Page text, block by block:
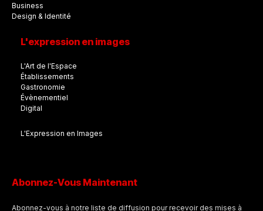
Business
Design & Identité
L'expression en images
L'Art de l'Espace
Établissements
Gastronomie
Évènementiel
Digital
L'Expression en Images
Abonnez-Vous Maintenant
Abonnez-vous à notre liste de diffusion pour recevoir des mises à